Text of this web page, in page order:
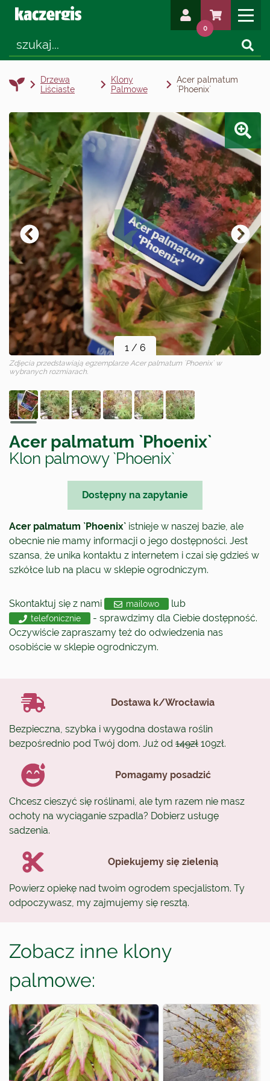
0
Drzewa
Liściaste
Klony
Palmowe
Acer palmatum
`Phoenix`
1/ 6
Zdjęcia przedstawiają egzemplarzeAcer palmatum `Phoenix`w
wybranych rozmiarach.
Acer palmatum `Phoenix`
Klon palmowy `Phoenix`
Dostępny na zapytanie
Acer palmatum `Phoenix` istnieje w naszej bazie, ale
obecnie nie mamy informacji o jego dostępności. Jest
szansa, że unika kontaktu z internetem i czai się gdzieś w
szkółce lub na placu w sklepie ogrodniczym.
Skontaktuj się z nami mailowo lub
telefonicznie
- sprawdzimy dla Ciebie dostępność.
Oczywiście zapraszamy też do odwiedzenia nas
osobiście w sklepie ogrodniczym.
Dostawa k/Wrocławia
Bezpieczna, szybka i wygodna dostawa roślin
bezpośrednio pod Twój dom. Już od 149zł 109zł.
Pomagamy posadzić
Chcesz cieszyć się roślinami, ale tym razem nie masz
ochoty na wyciąganie szpadla? Dobierz usługę
sadzenia.
Opiekujemy się zielenią
Powierz opiekę nad twoim ogrodem specjalistom. Ty
odpoczywasz, my zajmujemy się resztą.
Zobacz inne klony
palmowe: